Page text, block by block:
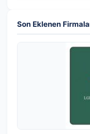
Son Eklenen